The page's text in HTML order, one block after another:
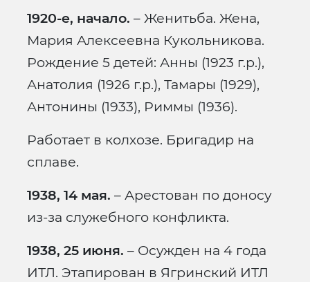
1920-е, начало. – Женитьба. Жена,
Мария Алексеевна Кукольникова.
Рождение 5 детей: Анны (1923 г.р.),
Анатолия (1926 г.р.), Тамары (1929),
Антонины (1933), Риммы (1936).
Работает в колхозе. Бригадир на
сплаве.
1938, 14 мая. – Арестован по доносу
из-за служебного конфликта.
1938, 25 июня. – Осужден на 4 года
ИТЛ. Этапирован в Ягринский ИТЛ